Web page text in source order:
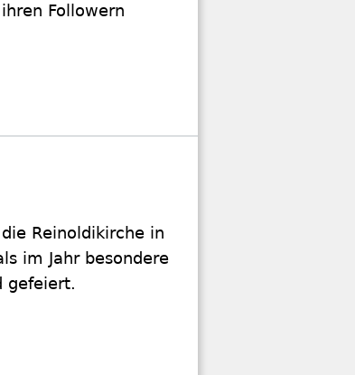
Followern
Reinoldikirche in
im Jahr besondere
gefeiert.